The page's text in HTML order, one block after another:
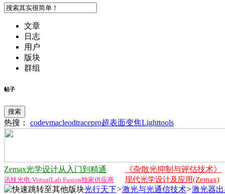
文章
日志
用户
版块
群组
帖子
搜索
热搜： codevmacleodtracepro超表面变焦Lighttools
Zemax光学设计从入门到精通 《杂散光抑制与评估技术》
讯技光电:VirtualLab Fusion独家供应商 现代光学设计及应用(Zemax)
光行天下>激光与光通信技术>激光器